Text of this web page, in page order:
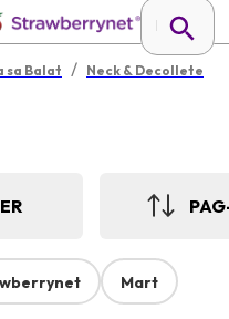
sa Balat / Neck & Decollete
Mart